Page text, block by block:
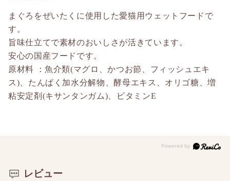
まぐろをぜいたくに使用した愛猫用ウェットフードで
す。
旨味仕立てで素材のおいしさが活きています。
安心の国産フードです。
原材料 ：魚介類(マグロ、かつお節、フィッシュエキ
ス)、たんぱく加水分解物、酵母エキス、オリゴ糖、増
粘安定剤(キサンタンガム)、ビタミンE
レビュー